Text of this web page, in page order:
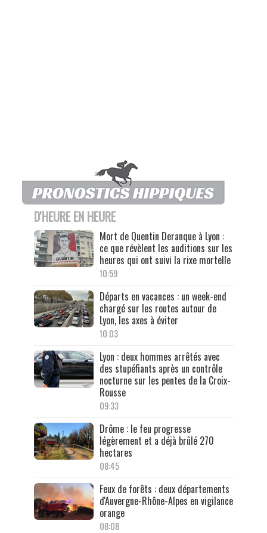
D'HEURE EN HEURE
Mort de Quentin Deranque à Lyon :
ce que révèlent les auditions sur les
heures qui ont suivi la rixe mortelle
10:59
Départs en vacances : un week-end
chargé sur les routes autour de
Lyon, les axes à éviter
10:03
Lyon : deux hommes arrêtés avec
des stupéfiants après un contrôle
nocturne sur les pentes de la Croix-
Rousse
09:33
Drôme : le feu progresse
légèrement et a déjà brûlé 270
hectares
08:45
Feux de forêts : deux départements
d'Auvergne-Rhône-Alpes en vigilance
orange
08:08